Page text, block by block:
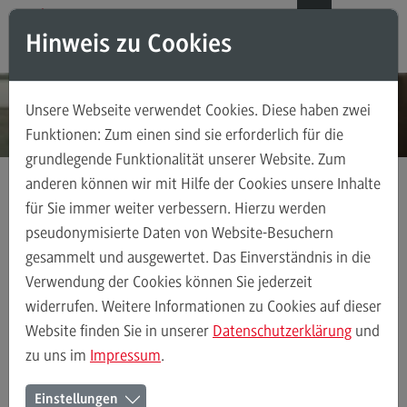
Direkt zum Inhalt
Direkt zum Hauptmenu
Direkt zum Footer
Modul-O-Mat
Masterstudiengänge
Accounting, Controlling, Taxation
Accounting, Controlling, Taxation
Modulangebot
Berufsperspektiven
Kontakt
Advanced Practice in Healthcare
Advanced Practice in Healthcare
Rahmenbedingungen
Kontakt Ansprechpersonen Bereich Gesundheit
Ansprechpersonen Alle Kontakte (alphabetisch)
Ansprechpersonen des Bereichs
Hinweis zu Cookies
Unsere Webseite verwendet Cookies. Diese haben zwei
Funktionen: Zum einen sind sie erforderlich für die
grundlegende Funktionalität unserer Website. Zum
anderen können wir mit Hilfe der Cookies unsere Inhalte
für Sie immer weiter verbessern. Hierzu werden
pseudonymisierte Daten von Website-Besuchern
gesammelt und ausgewertet. Das Einverständnis in die
Verwendung der Cookies können Sie jederzeit
widerrufen. Weitere Informationen zu Cookies auf dieser
Website finden Sie in unserer Datenschutzerklärung und
zu uns im Impressum.
Einstellungen